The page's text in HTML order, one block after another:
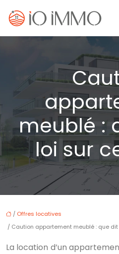
meublé :
loi sur
/ Offres locatives
/ Caution appartement meublé : que
La location d’un